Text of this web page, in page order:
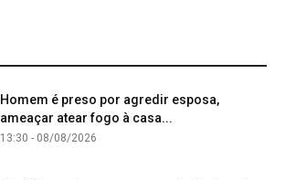
Homem é preso por agredir esposa,
ameaçar atear fogo à casa...
13:30 - 08/08/2026